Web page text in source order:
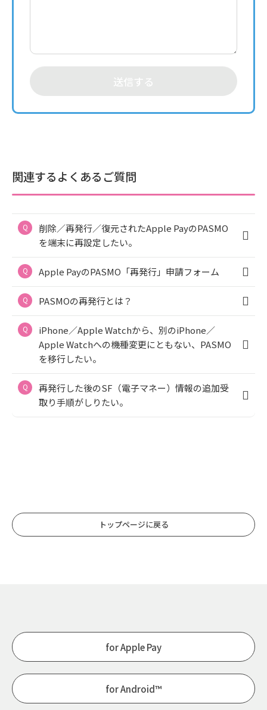
送信する
関連するよくあるご質問
削除／再発行／復元されたApple PayのPASMO
を端末に再設定したい。
Apple PayのPASMO「再発行」申請フォーム
PASMOの再発行とは？
iPhone／Apple Watchから、別のiPhone／
Apple Watchへの機種変更にともない、PASMO
を移行したい。
再発行した後のSF（電子マネー）情報の追加受
取り手順がしりたい。
トップページに戻る
for Apple Pay
for Android™